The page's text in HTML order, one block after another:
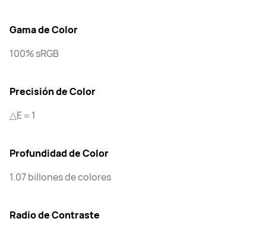
Gama de Color
100% sRGB
Precisión de Color
△E＝1
Profundidad de Color
1.07 billones de colores
Radio de Contraste